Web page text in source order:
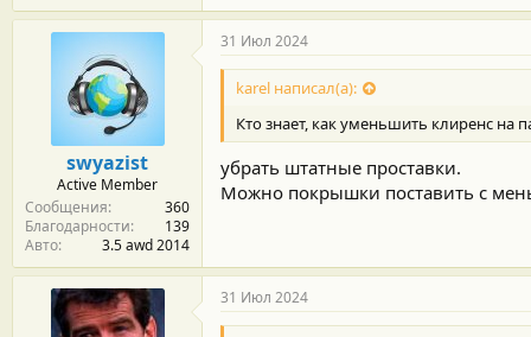
swyazist
Active Member
Сообщения
360
Благодарности
139
Авто
3.5 awd 2014
31 Июл 2024
karel написал(а):
Кто знает, как уменьшить клиренс на
убрать штатные проставки.
Можно покрышки поставить с
31 Июл 2024